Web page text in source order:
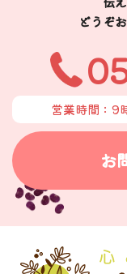
どうぞ
営業時間：9
お